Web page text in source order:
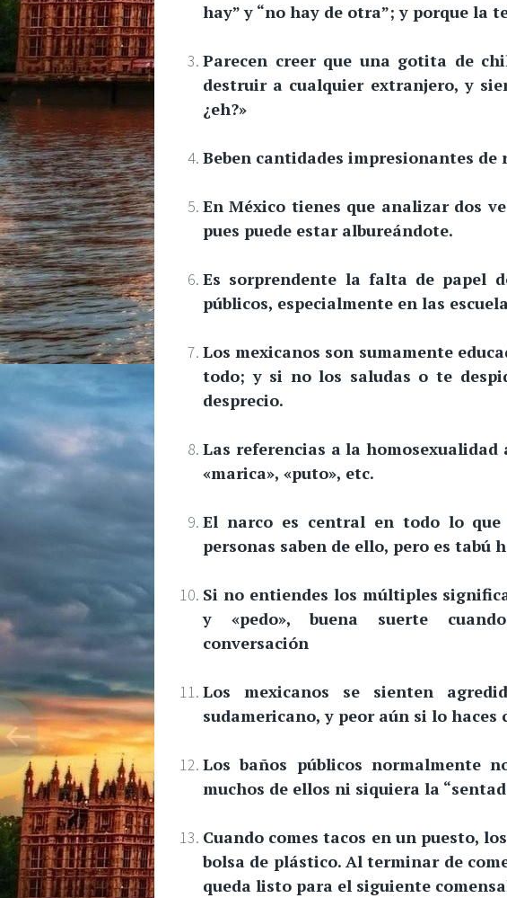
hay” y “no hay de otra”; y porque la
Parecen creer que una gotita de
destruir a cualquier extranjero, y
¿eh?»
Beben cantidades impresionantes de
En México tienes que analizar dos
pues puede estar albureándote.
Es sorprendente la falta de papel
públicos, especialmente en las
Los mexicanos son sumamente
todo; y si no los saludas o te
desprecio.
Las referencias a la homosexualidad
«marica», «puto», etc.
El narco es central en todo lo
personas saben de ello, pero es tabú
Si no entiendes los múltiples
y «pedo», buena suerte
conversación
Los mexicanos se sienten
sudamericano, y peor aún si lo
Los baños públicos normalmente
muchos de ellos ni siquiera la
Cuando comes tacos en un puesto,
bolsa de plástico. Al terminar de
queda listo para el siguiente